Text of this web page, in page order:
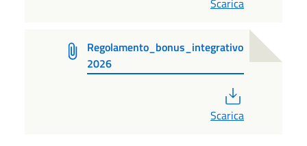
Regolamento_bonus_integrativo
2026
Scarica